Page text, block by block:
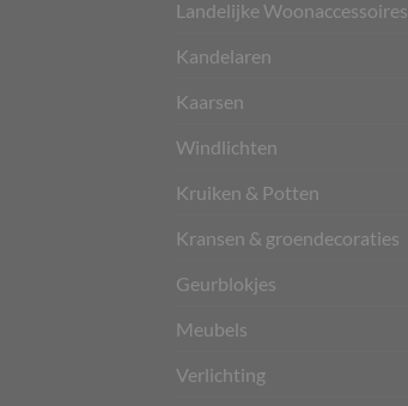
Landelijke Woonaccessoires
Kandelaren
Kaarsen
Windlichten
Kruiken & Potten
Kransen & groendecoraties
Geurblokjes
Meubels
Verlichting